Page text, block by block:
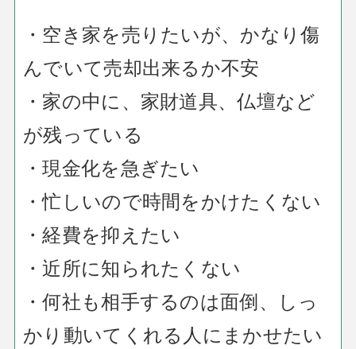
・空き家を売りたいが、かなり傷
んでいて売却出来るか不安
・家の中に、家財道具、仏壇など
が残っている
・現金化を急ぎたい
・忙しいので時間をかけたくない
・経費を抑えたい
・近所に知られたくない
・何社も相手するのは面倒、しっ
かり動いてくれる人にまかせたい